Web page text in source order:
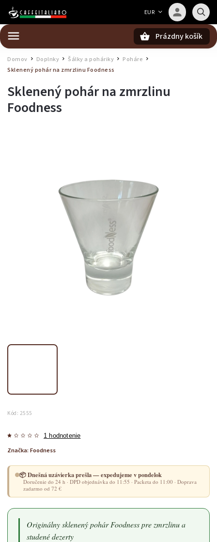
EUR
Prázdny košík
Domov Doplnky / Šálky a poháriky / Poháre /
Sklenený pohár na zmrzlinu Foodness
Sklenený pohár na zmrzlinu
Foodness
Kód: 2555
1 hodnotenie
Značka: Foodness
📦 Dnešná uzávierka prešla — expedujeme v pondelok
Doručenie do 24 h · DPD objednávka do 11:55 · Packeta do 11:00 · Doprava
zadarmo od 72 €
Originálny sklenený pohár Foodness pre zmrzlinu a
studené dezerty
Barista — poradca Caffeitaliano